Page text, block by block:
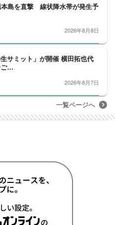
本島を直撃 線状降水帯が発生予
2026年8月8日
サミット」が開催 横田拓也代
ご…
2026年8月7日
一覧ページへ